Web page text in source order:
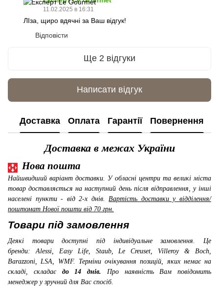
11.02.2025 в 16:31
ЛІза, щиро вдячні за Ваш відгук!
Відповісти
Ще 2 відгуки
Написати відгук
Доставка Оплата Гарантії Повернення
Доставка в межах України
Нова пошта
Найшвидший варіант доставки. У обласні центри та великі міста
товар доставляється на наступний день після відправлення, у інші
населені пункти - від 2-х днів. Вартість доставки у відділення/
поштомат Нової пошти від 70 грн.
Товари під замовлення
Деякі товари доступні під індивідуальне замовлення. Це
бренди: Alessi, Easy Life, Staub, Le Creuset, Villeroy & Boch,
Barazzoni, LSA, WMF. Терміни очікування позицій, яких немає на
складі, складає до 14 днів. Про наявність Вам повідомить
менеджер у зручний для Вас спосіб.